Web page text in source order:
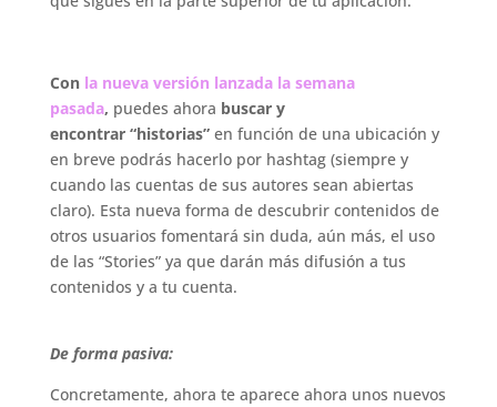
Con la nueva versión lanzada la semana
pasada, puedes ahora buscar y
encontrar “historias”en función de una ubicación y
en breve podrás hacerlo por hashtag (siempre y
cuando las cuentas de sus autores sean abiertas
claro). Esta nueva forma de descubrir contenidos de
otros usuarios fomentará sin duda, aún más, el uso
de las “Stories” ya que darán más difusión a tus
contenidos y a tu cuenta.
De forma pasiva:
Concretamente, ahora te aparece ahora unos nuevos